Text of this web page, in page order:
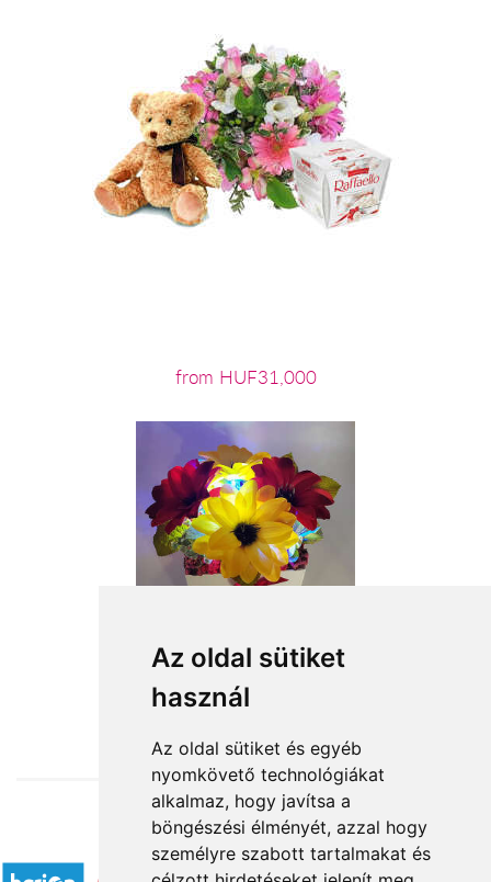
Az oldal sütiket
használ
Az oldal sütiket és egyéb
nyomkövető technológiákat
alkalmaz, hogy javítsa a
böngészési élményét, azzal hogy
személyre szabott tartalmakat és
from HUF31,000
from HUF11,680
Accepted payment methods